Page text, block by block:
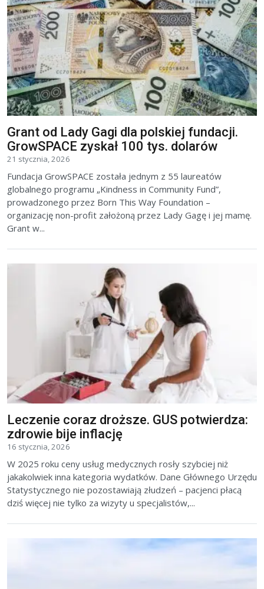
Grant od Lady Gagi dla polskiej fundacji.
GrowSPACE zyskał 100 tys. dolarów
21 stycznia, 2026
Fundacja GrowSPACE została jednym z 55 laureatów
globalnego programu „Kindness in Community Fund”,
prowadzonego przez Born This Way Foundation –
organizację non-profit założoną przez Lady Gagę i jej mamę.
Grant w...
Leczenie coraz droższe. GUS potwierdza:
zdrowie bije inflację
16 stycznia, 2026
W 2025 roku ceny usług medycznych rosły szybciej niż
jakakolwiek inna kategoria wydatków. Dane Głównego Urzędu
Statystycznego nie pozostawiają złudzeń – pacjenci płacą
dziś więcej nie tylko za wizyty u specjalistów,...